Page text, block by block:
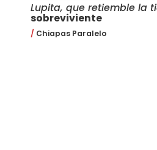
Lupita, que retiemble la
sobreviviente
Chiapas Paralelo